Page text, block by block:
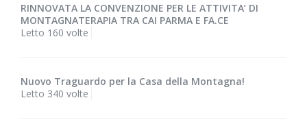
RINNOVATA LA CONVENZIONE PER LE ATTIVITA’ DI
MONTAGNATERAPIA TRA CAI PARMA E FA.CE
Letto 160 volte
Nuovo Traguardo per la Casa della Montagna!
Letto 340 volte